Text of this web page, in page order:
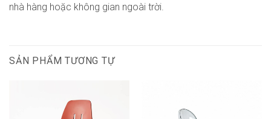
nhà hàng hoặc không gian ngoài trời.
SẢN PHẨM TƯƠNG TỰ